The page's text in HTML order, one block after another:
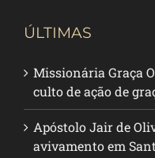
ÚLTIMAS
Missionária Graça
culto de ação de
Apóstolo Jair de
avivamento em